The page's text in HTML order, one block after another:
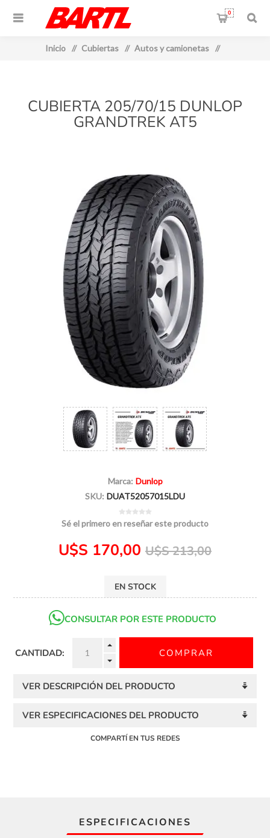
0
Inicio / Cubiertas / Autos y camionetas /
CUBIERTA 205/70/15 DUNLOP
GRANDTREK AT5
Marca: Dunlop
SKU: DUAT52057015LDU
Sé el primero en reseñar este producto
U$S 170,00 U$S 213,00
EN STOCK
CONSULTAR POR ESTE PRODUCTO
CANTIDAD:
VER DESCRIPCIÓN DEL PRODUCTO
VER ESPECIFICACIONES DEL PRODUCTO
COMPARTÍ EN TUS REDES
ESPECIFICACIONES